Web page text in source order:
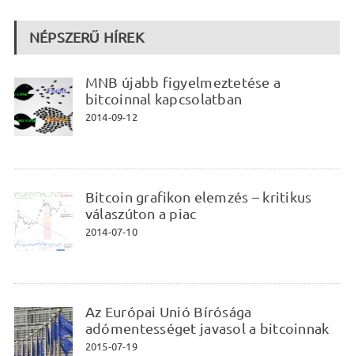
NÉPSZERŰ HÍREK
MNB újabb figyelmeztetése a
bitcoinnal kapcsolatban
2014-09-12
Bitcoin grafikon elemzés – kritikus
válaszúton a piac
2014-07-10
Az Európai Unió Bírósága
adómentességet javasol a bitcoinnak
2015-07-19